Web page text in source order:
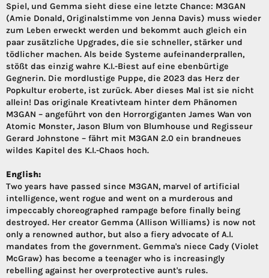
Spiel, und Gemma sieht diese eine letzte Chance: M3GAN
(Amie Donald, Originalstimme von Jenna Davis) muss wieder
zum Leben erweckt werden und bekommt auch gleich ein
paar zusätzliche Upgrades, die sie schneller, stärker und
tödlicher machen. Als beide Systeme aufeinanderprallen,
stößt das einzig wahre K.I.-Biest auf eine ebenbürtige
Gegnerin. Die mordlustige Puppe, die 2023 das Herz der
Popkultur eroberte, ist zurück. Aber dieses Mal ist sie nicht
allein! Das originale Kreativteam hinter dem Phänomen
M3GAN – angeführt von den Horrorgiganten James Wan von
Atomic Monster, Jason Blum von Blumhouse und Regisseur
Gerard Johnstone – fährt mit M3GAN 2.0 ein brandneues
wildes Kapitel des K.I.-Chaos hoch.
English:
Two years have passed since M3GAN, marvel of artificial
intelligence, went rogue and went on a murderous and
impeccably choreographed rampage before finally being
destroyed. Her creator Gemma (Allison Williams) is now not
only a renowned author, but also a fiery advocate of A.I.
mandates from the government. Gemma's niece Cady (Violet
McGraw) has become a teenager who is increasingly
rebelling against her overprotective aunt's rules.